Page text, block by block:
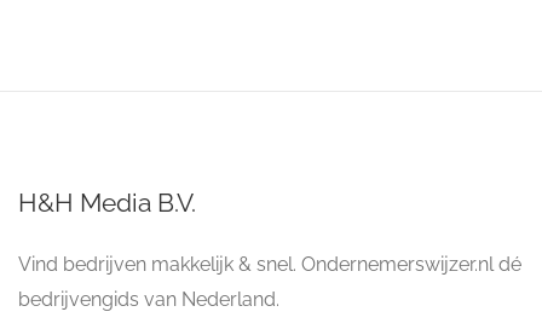
H&H Media B.V.
Vind bedrijven makkelijk & snel. Ondernemerswijzer.nl dé
bedrijvengids van Nederland.